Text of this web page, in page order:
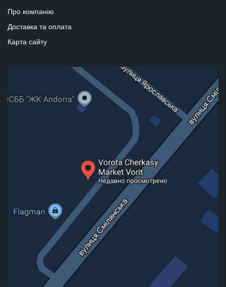
Про компанію
Доставка та оплата
Карта сайту